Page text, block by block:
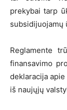
prekybai tarp
subsidijuojamų
Reglamente
finansavimo
deklaracija
iš naujųjų